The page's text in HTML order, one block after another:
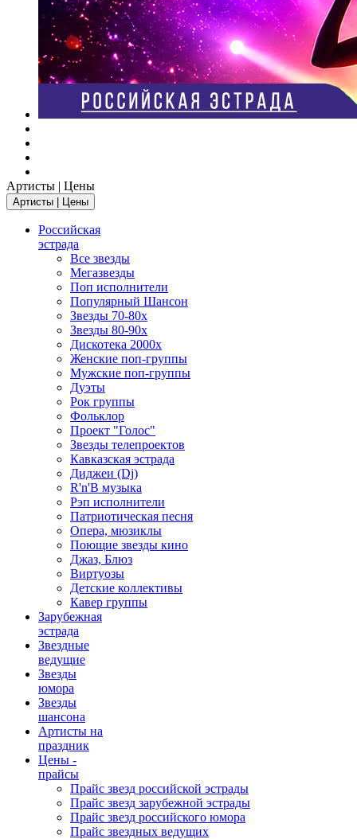
Артисты | Цены
Артисты | Цены
Российская
эстрада
Все звезды
Мегазвезды
Поп исполнители
Популярный Шансон
Звезды 70-80х
Звезды 80-90х
Дискотека 2000х
Женские поп-группы
Мужские поп-группы
Дуэты
Рок группы
Фольклор
Проект "Голос"
Звезды телепроектов
Кавказская эстрада
Диджеи (Dj)
R'n'B музыка
Рэп исполнители
Патриотическая песня
Опера, мюзиклы
Поющие звезды кино
Джаз, Блюз
Виртуозы
Детские коллективы
Кавер группы
Зарубежная
эстрада
Звездные
ведущие
Звезды
юмора
Звезды
шансона
Артисты на
праздник
Цены -
прайсы
Прайс звезд российской эстрады
Прайс звезд зарубежной эстрады
Прайс звезд российского юмора
Прайс звездных ведущих